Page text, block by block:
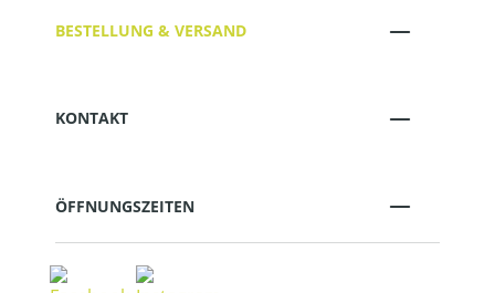
BESTELLUNG & VERSAND
KONTAKT
ÖFFNUNGSZEITEN